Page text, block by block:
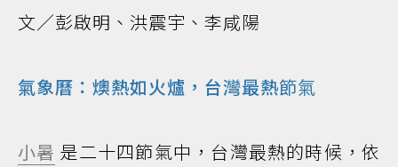
文／彭啟明、洪震宇、李咸陽
氣象曆：燠熱如火爐，台灣最熱節氣
小暑 是二十四節氣中，台灣最熱的時候，依